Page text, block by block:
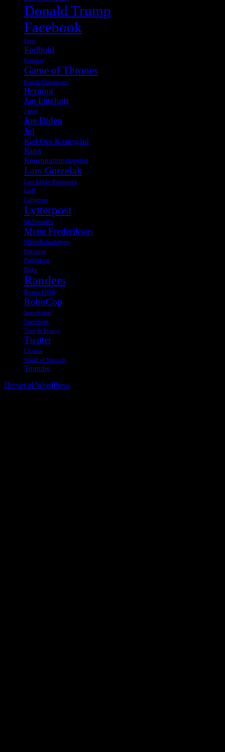
Donald Trump
Facebook
Ferie
Fodbold
Frankrig
Game of Thrones
Henrik Christensen
Herning
Jan Lützhøft
Japan
Joe Biden
Jul
Karl Ove Knausgård
Kina
Konspirationsteorier
Lars Gorzelak
Lars Løkke Rasmussen
Lidl
Luftgevær
Lytterpost
McDonald's
Mette Frederiksen
Midalderlandsbyen
Pokemon
Politiken
Påske
Randers
Rema 1000
RoboCop
Sexrobotter
Speedway
Tour de France
Twitter
Ukraine
World of Warcraft
Youtube
Drevet af WordPress